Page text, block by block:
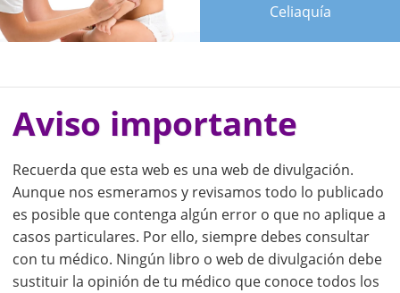
Celiaquía
Aviso importante
Recuerda que esta web es una web de divulgación.
Aunque nos esmeramos y revisamos todo lo publicado
es posible que contenga algún error o que no aplique a
casos particulares. Por ello, siempre debes consultar
con tu médico. Ningún libro o web de divulgación debe
sustituir la opinión de tu médico que conoce todos los